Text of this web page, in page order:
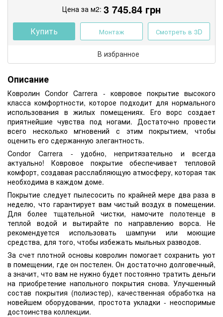
Цена за м2: 3 745.84 грн
Купить Монтаж Смотреть в 3D
В избранное
Описание
Ковролин Condor Carrera - ковровое покрытие высокого
класса комфортности, которое подходит для нормального
использования в жилых помещениях. Его ворс создает
приятнейшие чувства под ногами. Достаточно провести
всего несколько мгновений с этим покрытием, чтобы
оценить его сдержанную элегантность.
Condor Carrera - удобно, непритязательно и всегда
актуально! Ковровое покрытие обеспечивает тепловой
комфорт, создавая расслабляющую атмосферу, которая так
необходима в каждом доме.
Покрытие следует пылесосить по крайней мере два раза в
неделю, что гарантирует вам чистый воздух в помещении.
Для более тщательной чистки, намочите полотенце в
теплой водой и вытирайте по направлению ворса. Не
рекомендуется использовать шампуни или моющие
средства, для того, чтобы избежать мыльных разводов.
За счет плотной основы ковролин помогает сохранить уют
в помещении, где он постелен. Он достаточно долговечный,
а значит, что вам не нужно будет постоянно тратить деньги
на приобретение напольного покрытия снова. Улучшенный
состав покрытия (полиэстер), качественная обработка на
новейшем оборудовании, простота укладки - неоспоримые
достоинства коллекции.